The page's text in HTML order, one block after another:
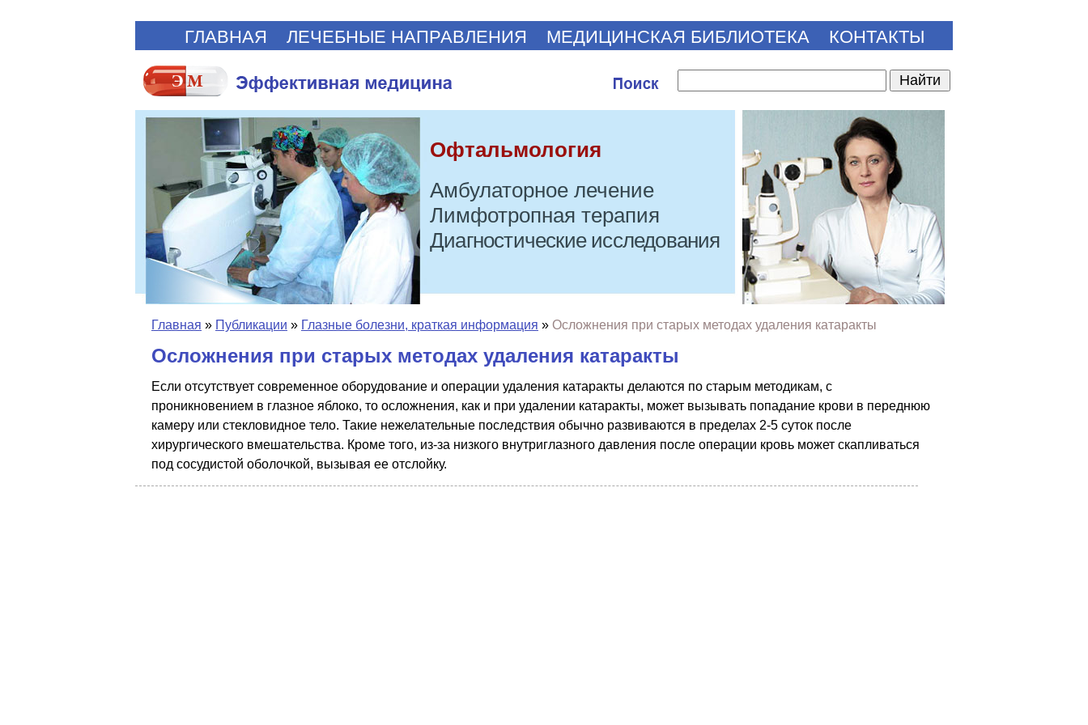
ГЛАВНАЯ ЛЕЧЕБНЫЕ НАПРАВЛЕНИЯ МЕДИЦИНСКАЯ БИБЛИОТЕКА КОНТАКТЫ
Офтальмология
Амбулаторное лечение
Лимфотропная терапия
Диагностические исследования
Главная » Публикации » Глазные болезни, краткая информация » Осложнения при старых методах удаления катаракты
Осложнения при старых методах удаления катаракты
Если отсутствует современное оборудование и операции удаления катаракты делаются по старым методикам, с
проникновением в глазное яблоко, то осложнения, как и при удалении катаракты, может вызывать попадание крови в переднюю
камеру или стекловидное тело. Такие нежелательные последствия обычно развиваются в пределах 2-5 суток после
хирургического вмешательства. Кроме того, из-за низкого внутриглазного давления после операции кровь может скапливаться
под сосудистой оболочкой, вызывая ее отслойку.